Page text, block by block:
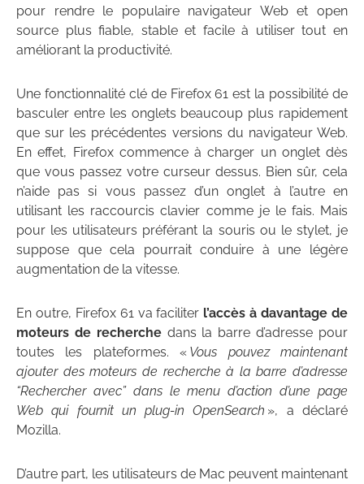
pour rendre le populaire navigateur Web et open
source plus fiable, stable et facile à utiliser tout en
améliorant la productivité.
Une fonctionnalité clé de Firefox 61 est la possibilité de
basculer entre les onglets beaucoup plus rapidement
que sur les précédentes versions du navigateur Web.
En effet, Firefox commence à charger un onglet dès
que vous passez votre curseur dessus. Bien sûr, cela
n’aide pas si vous passez d’un onglet à l’autre en
utilisant les raccourcis clavier comme je le fais. Mais
pour les utilisateurs préférant la souris ou le stylet, je
suppose que cela pourrait conduire à une légère
augmentation de la vitesse.
En outre, Firefox 61 va faciliter l’accès à davantage de
moteurs de recherchedans la barre d’adresse pour
toutes les plateformes. « Vous pouvez maintenant
ajouter des moteurs de recherche à la barre d’adresse
“Rechercher avec” dans le menu d’action d’une page
Web qui fournit un plug-in OpenSearch », a déclaré
Mozilla.
D’autre part, les utilisateurs de Mac peuvent maintenant